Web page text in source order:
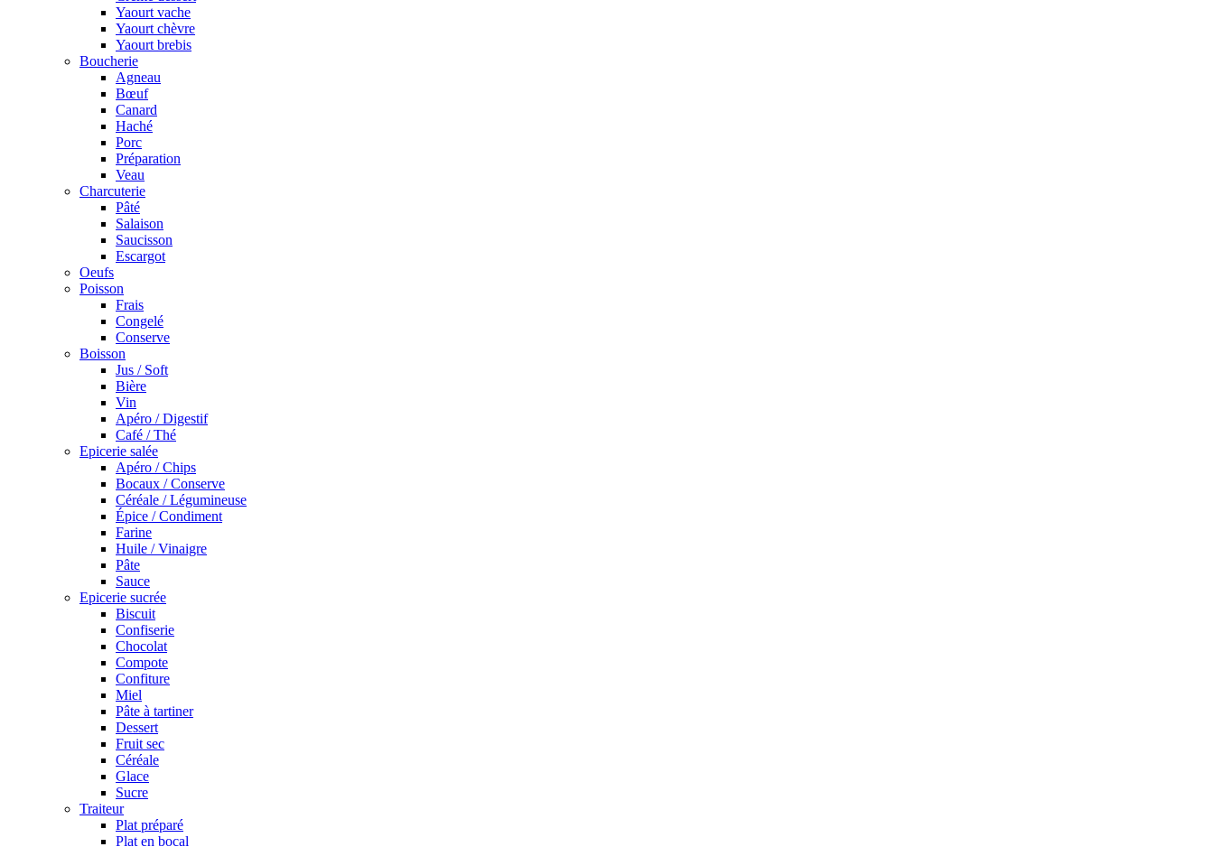
Yaourt vache
Yaourt chèvre
Yaourt brebis
Boucherie
Agneau
Bœuf
Canard
Haché
Porc
Préparation
Veau
Charcuterie
Pâté
Salaison
Saucisson
Escargot
Oeufs
Poisson
Frais
Congelé
Conserve
Boisson
Jus / Soft
Bière
Vin
Apéro / Digestif
Café / Thé
Epicerie salée
Apéro / Chips
Bocaux / Conserve
Céréale / Légumineuse
Épice / Condiment
Farine
Huile / Vinaigre
Pâte
Sauce
Epicerie sucrée
Biscuit
Confiserie
Chocolat
Compote
Confiture
Miel
Pâte à tartiner
Dessert
Fruit sec
Céréale
Glace
Sucre
Traiteur
Plat préparé
Plat en bocal